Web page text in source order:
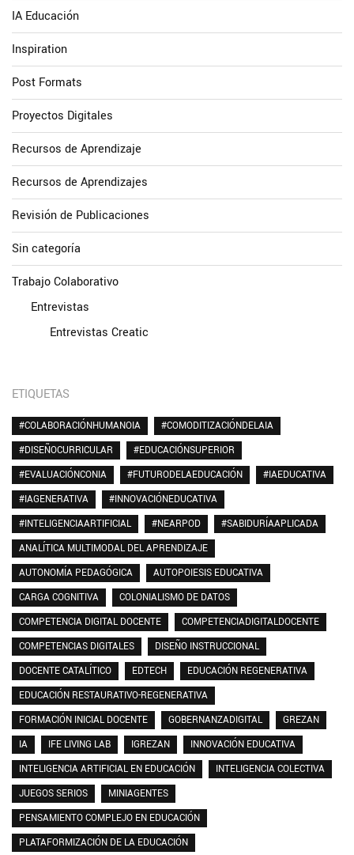
IA Educación
Inspiration
Post Formats
Proyectos Digitales
Recursos de Aprendizaje
Recursos de Aprendizajes
Revisión de Publicaciones
Sin categoría
Trabajo Colaborativo
Entrevistas
Entrevistas Creatic
ETIQUETAS
#COLABORACIÓNHUMANOIA
#COMODITIZACIÓNDELAIA
#DISEÑOCURRICULAR
#EDUCACIÓNSUPERIOR
#EVALUACIÓNCONIA
#FUTURODELAEDUCACIÓN
#IAEDUCATIVA
#IAGENERATIVA
#INNOVACIÓNEDUCATIVA
#INTELIGENCIAARTIFICIAL
#NEARPOD
#SABIDURÍAAPLICADA
ANALÍTICA MULTIMODAL DEL APRENDIZAJE
AUTONOMÍA PEDAGÓGICA
AUTOPOIESIS EDUCATIVA
CARGA COGNITIVA
COLONIALISMO DE DATOS
COMPETENCIA DIGITAL DOCENTE
COMPETENCIADIGITALDOCENTE
COMPETENCIAS DIGITALES
DISEÑO INSTRUCCIONAL
DOCENTE CATALÍTICO
EDTECH
EDUCACIÓN REGENERATIVA
EDUCACIÓN RESTAURATIVO-REGENERATIVA
FORMACIÓN INICIAL DOCENTE
GOBERNANZADIGITAL
GREZAN
IA
IFE LIVING LAB IGREZAN
INNOVACIÓN EDUCATIVA
INTELIGENCIA ARTIFICIAL EN EDUCACIÓN
INTELIGENCIA COLECTIVA
JUEGOS SERIOS
MINIAGENTES
PENSAMIENTO COMPLEJO EN EDUCACIÓN
PLATAFORMIZACIÓN DE LA EDUCACIÓN